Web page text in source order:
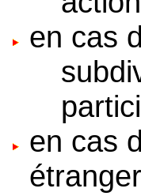
en cas
en cas